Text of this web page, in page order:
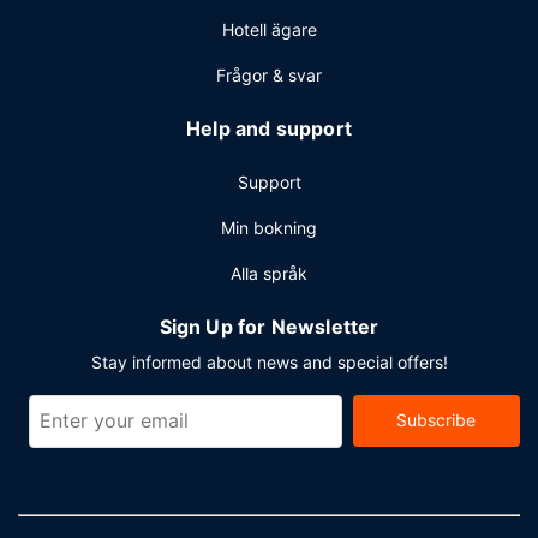
Hotell ägare
Frågor & svar
Help and support
Support
Min bokning
Alla språk
Sign Up for Newsletter
Stay informed about news and special offers!
Subscribe